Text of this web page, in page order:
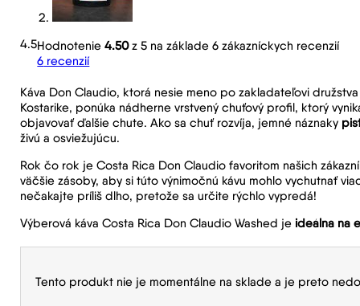
4.5Hodnotenie4.50z 5 na základe6 zákazníckych recenzií
6 recenzií
Káva Don Claudio, ktorá nesie meno po zakladateľovi
Kostarike, ponúka nádherne vrstvený chuťový profil, ktorý
objavovať ďalšie chute. Ako sa chuť rozvíja, jemné náznaky
živú a osviežujúcu.
Rok čo rok je Costa Rica Don Claudio favoritom našich
väčšie zásoby, aby si túto výnimočnú kávu mohlo vychutnať
nečakajte príliš dlho, pretože sa určite rýchlo vypredá!
Výberová káva Costa Rica Don Claudio Washed je ideálna na
Tento produkt nie je momentálne na sklade a je preto